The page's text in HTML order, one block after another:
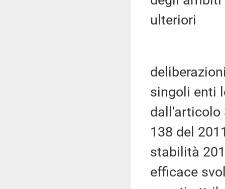
ulteriori
singoli enti
dall'articolo
138 del
stabilità
efficace